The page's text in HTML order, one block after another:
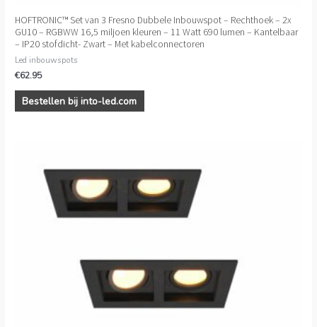
HOFTRONIC™ Set van 3 Fresno Dubbele Inbouwspot – Rechthoek – 2x
GU10 – RGBWW 16,5 miljoen kleuren – 11 Watt 690 lumen – Kantelbaar
– IP20 stofdicht- Zwart – Met kabelconnectoren
Led inbouwspots
€62.95
Bestellen bij into-led.com